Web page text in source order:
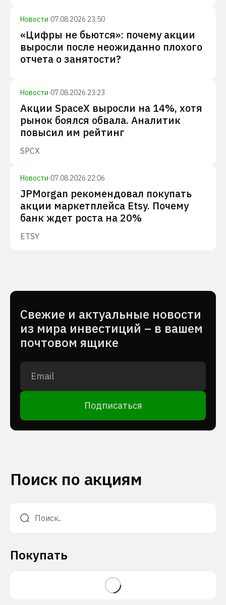
Новости·07.08.2026 23:50
«Цифры не бьются»: почему акции
выросли после неожиданно плохого
отчета о занятости?
Новости·07.08.2026 23:23
Акции SpaceX выросли на 14%, хотя
рынок боялся обвала. Аналитик
повысил им рейтинг
SPCX
Новости·07.08.2026 22:06
JPMorgan рекомендовал покупать
акции маркетплейса Etsy. Почему
банк ждет роста на 20%
ETSY
Cвежие и актуальные новости
из мира инвестиций – в вашем
почтовом ящике
Подписаться
Поиск по акциям
Покупать